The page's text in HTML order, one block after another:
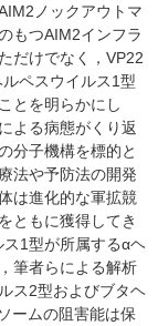
ノックアウトマ
もつAIM2インフラ
だけでなく，VP22
ペスウイルス1型
とを明らかにし
よる病態がくり返
分子機構を標的と
法や予防法の開発
は進化的な軍拡競
ともに獲得してき
1型が所属するαヘ
筆者らによる解析
ス2型およびブタヘ
ームの阻害能は保